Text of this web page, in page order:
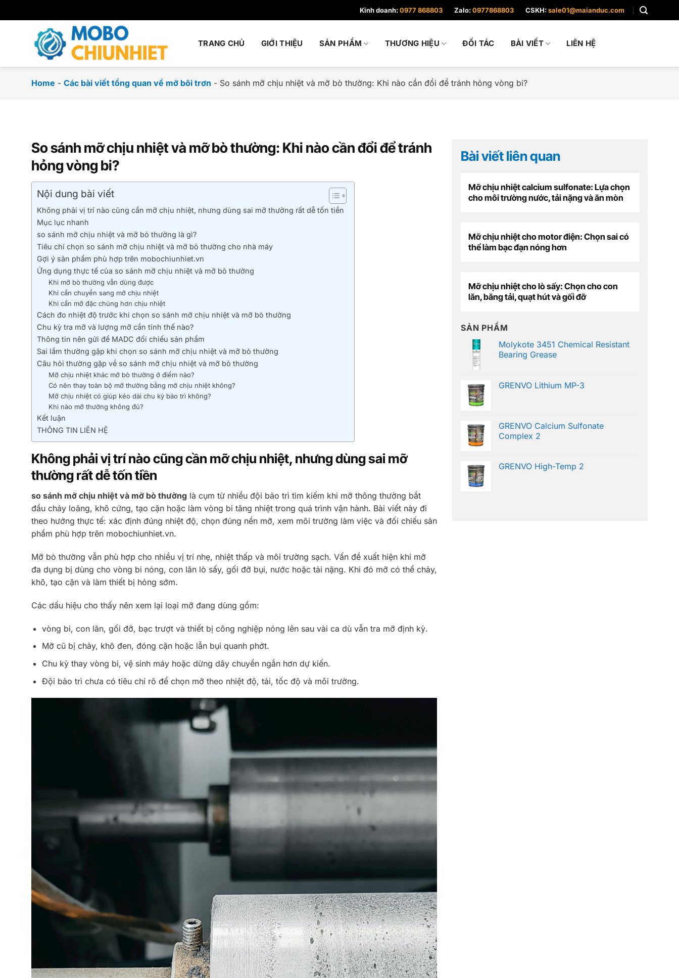
đến
Kinh doanh:0977 868803 Zalo:0977868803 CSKH:sale01@maianduc.com
TRANG CHỦ GIỚI THIỆU SẢN PHẨM THƯƠNG HIỆU ĐỐI TÁC BÀI VIẾT LIÊN HỆ
Home - Các bài viết tổng quan về mỡ bôi trơn - So sánh mỡ chịu nhiệt và mỡ bò thường: Khi nào cần đổi để tránh hỏng vòng bi?
So sánh mỡ chịu nhiệt và mỡ bò thường: Khi nào cần đổi để tránh
hỏng vòng bi?
Nội dung bài viết
Không phải vị trí nào cũng cần mỡ chịu nhiệt, nhưng dùng sai mỡ thường rất dễ tốn tiền
Mục lục nhanh
so sánh mỡ chịu nhiệt và mỡ bò thường là gì?
Tiêu chí chọn so sánh mỡ chịu nhiệt và mỡ bò thường cho nhà máy
Gợi ý sản phẩm phù hợp trên mobochiunhiet.vn
Ứng dụng thực tế của so sánh mỡ chịu nhiệt và mỡ bò thường
Khi mỡ bò thường vẫn dùng được
Khi cần chuyển sang mỡ chịu nhiệt
Khi cần mỡ đặc chủng hơn chịu nhiệt
Cách đo nhiệt độ trước khi chọn so sánh mỡ chịu nhiệt và mỡ bò thường
Chu kỳ tra mỡ và lượng mỡ cần tính thế nào?
Thông tin nên gửi để MADC đối chiếu sản phẩm
Sai lầm thường gặp khi chọn so sánh mỡ chịu nhiệt và mỡ bò thường
Câu hỏi thường gặp về so sánh mỡ chịu nhiệt và mỡ bò thường
Mỡ chịu nhiệt khác mỡ bò thường ở điểm nào?
Có nên thay toàn bộ mỡ thường bằng mỡ chịu nhiệt không?
Mỡ chịu nhiệt có giúp kéo dài chu kỳ bảo trì không?
Khi nào mỡ thường không đủ?
Kết luận
THÔNG TIN LIÊN HỆ
Không phải vị trí nào cũng cần mỡ chịu nhiệt, nhưng dùng sai mỡ
thường rất dễ tốn tiền
so sánh mỡ chịu nhiệt và mỡ bò thường là cụm từ nhiều đội bảo trì tìm kiếm khi mỡ thông thường bắt
đầu chảy loãng, khô cứng, tạo cặn hoặc làm vòng bi tăng nhiệt trong quá trình vận hành. Bài viết này đi
theo hướng thực tế: xác định đúng nhiệt độ, chọn đúng nền mỡ, xem môi trường làm việc và đối chiếu sản
phẩm phù hợp trên mobochiunhiet.vn.
Mỡ bò thường vẫn phù hợp cho nhiều vị trí nhẹ, nhiệt thấp và môi trường sạch. Vấn đề xuất hiện khi mỡ
đa dụng bị dùng cho vòng bi nóng, con lăn lò sấy, gối đỡ bụi, nước hoặc tải nặng. Khi đó mỡ có thể chảy,
khô, tạo cặn và làm thiết bị hỏng sớm.
Các dấu hiệu cho thấy nên xem lại loại mỡ đang dùng gồm:
vòng bi, con lăn, gối đỡ, bạc trượt và thiết bị công nghiệp nóng lên sau vài ca dù vẫn tra mỡ định kỳ.
Mỡ cũ bị chảy, khô đen, đóng cặn hoặc lẫn bụi quanh phớt.
Chu kỳ thay vòng bi, vệ sinh máy hoặc dừng dây chuyền ngắn hơn dự kiến.
Đội bảo trì chưa có tiêu chí rõ để chọn mỡ theo nhiệt độ, tải, tốc độ và môi trường.
Bài viết liên quan
Mỡ chịu nhiệt calcium sulfonate: Lựa chọn
cho môi trường nước, tải nặng và ăn mòn
Mỡ chịu nhiệt cho motor điện: Chọn sai có
thể làm bạc đạn nóng hơn
Mỡ chịu nhiệt cho lò sấy: Chọn cho con
lăn, băng tải, quạt hút và gối đỡ
SẢN PHẨM
Molykote 3451 Chemical Resistant
Bearing Grease
GRENVO Lithium MP-3
GRENVO Calcium Sulfonate
Complex 2
GRENVO High-Temp 2